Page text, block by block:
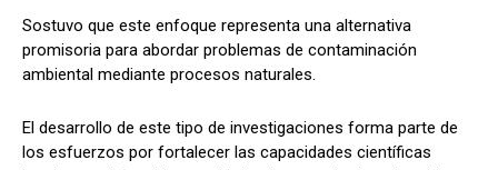
Sostuvo que este enfoque representa una alternativa
promisoria para abordar problemas de contaminación
ambiental mediante procesos naturales.
El desarrollo de este tipo de investigaciones forma parte de
los esfuerzos por fortalecer las capacidades científicas